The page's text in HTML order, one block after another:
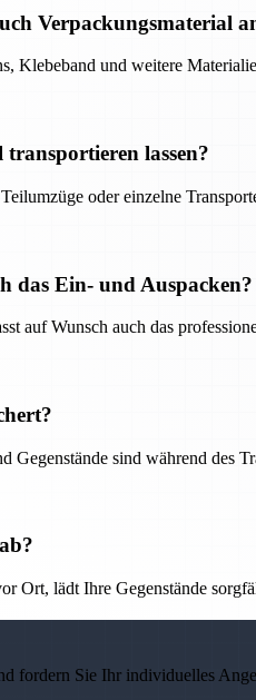
Verpackungsmaterial
Klebeband und weitere
lassen?
oder einzelne
das Ein- und Auspacken?
auf Wunsch auch das
Gegenstände sind während des
Ort, lädt Ihre Gegenstände
fordern Sie Ihr individuelles